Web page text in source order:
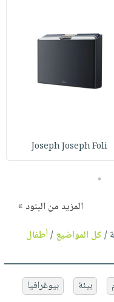
Joseph Joseph Foli
5
المزيد من البنود »
/كل المواضيع/أطفال
بيئة
بيوغرافيا